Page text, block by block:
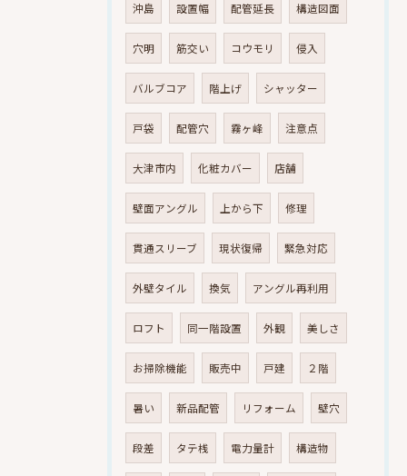
沖島 設置幅 配管延長 構造図面
穴明 筋交い コウモリ 侵入
バルブコア 階上げ シャッター
戸袋 配管穴 霧ヶ峰 注意点
大津市内 化粧カバー 店舗
壁面アングル 上から下 修理
貫通スリーブ 現状復帰 緊急対応
外壁タイル 換気 アングル再利用
ロフト 同一階設置 外観 美しさ
お掃除機能 販売中 戸建 ２階
暑い 新品配管 リフォーム 壁穴
段差 タテ桟 電力量計 構造物